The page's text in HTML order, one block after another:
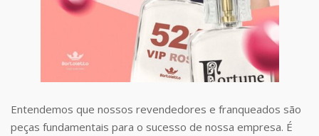
Entendemos que nossos revendedores e franqueados são
peças fundamentais para o sucesso de nossa empresa. É